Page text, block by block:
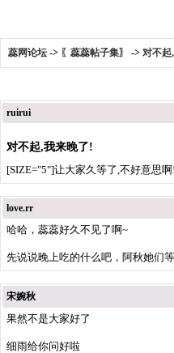
蕊网论坛 -> 〖蕊蕊帖子集〗 -> 对不起
ruirui
对不起,我来晚了!
[SIZE="5"]让大家久等了,不好意思
love.rr
哈哈，蕊蕊好久不见了啊~
先说说晚上吃的什么吧，阿秋她们
宋婉秋
果然不是大家好了
细雨给你问好啦